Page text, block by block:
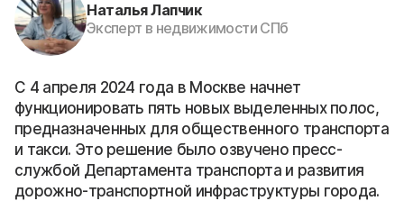
Наталья Лапчик
Эксперт в недвижимости СПб
С 4 апреля 2024 года в Москве начнет
функционировать пять новых выделенных полос,
предназначенных для общественного транспорта
и такси. Это решение было озвучено пресс-
службой Департамента транспорта и развития
дорожно-транспортной инфраструктуры города.